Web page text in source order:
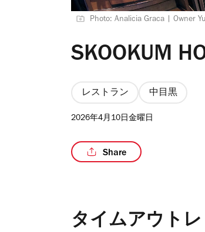
Photo: Analicia Graca | Owner
SKOOKUM
レストラン 中目黒
2026年4月10日金曜日
Share
タイムアウト